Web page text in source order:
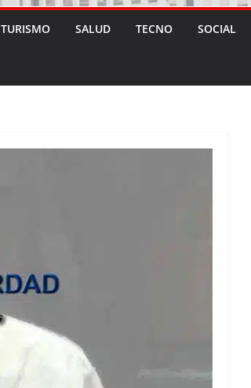
TURISMO SALUD TECNO SOCIAL